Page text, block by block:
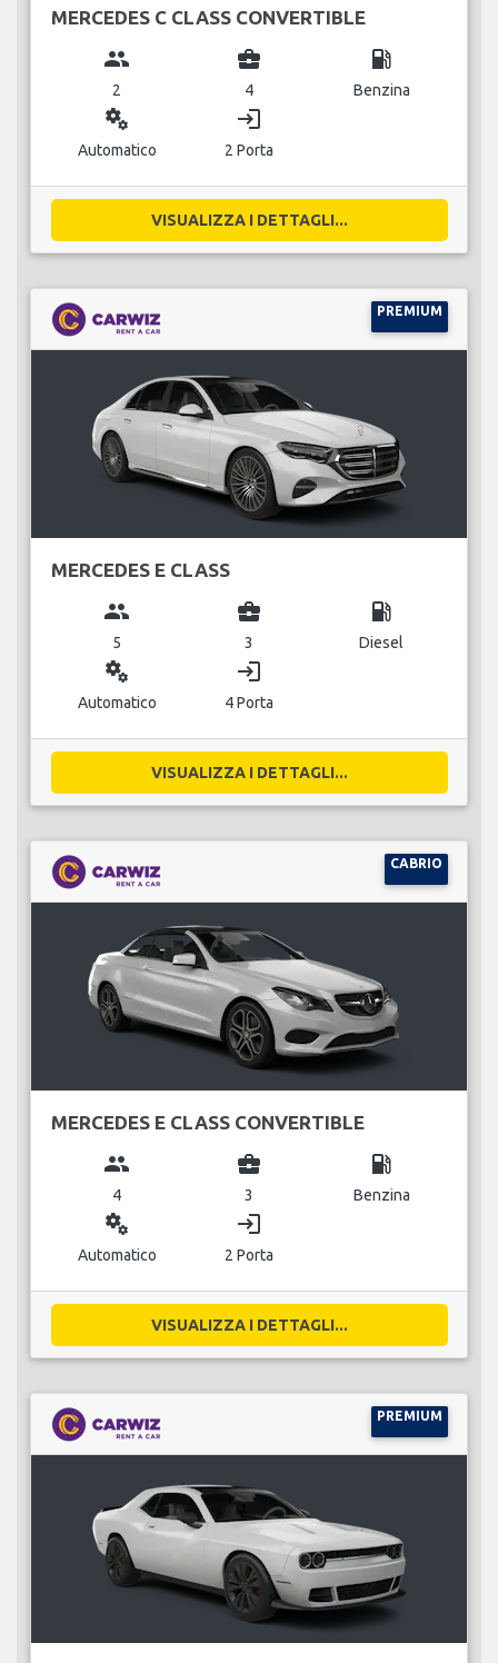
MERCEDES C CLASS CONVERTIBLE
group
2
business_center
4
local_gas_station
Benzina
miscellaneous_services
Automatico
login
2 Porta
VISUALIZZA I DETTAGLI...
PREMIUM
MERCEDES E CLASS
group
5
business_center
3
local_gas_station
Diesel
miscellaneous_services
Automatico
login
4 Porta
VISUALIZZA I DETTAGLI...
CABRIO
MERCEDES E CLASS CONVERTIBLE
group
4
business_center
3
local_gas_station
Benzina
miscellaneous_services
Automatico
login
2 Porta
VISUALIZZA I DETTAGLI...
PREMIUM